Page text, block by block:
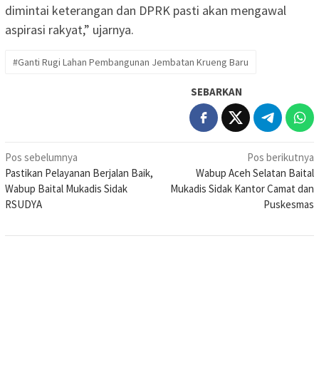
dimintai keterangan dan DPRK pasti akan mengawal
aspirasi rakyat,” ujarnya.
#Ganti Rugi Lahan Pembangunan Jembatan Krueng Baru
SEBARKAN
Navigasi
pos
Pos sebelumnya
Pastikan Pelayanan Berjalan Baik,
Wabup Baital Mukadis Sidak
RSUDYA
Pos berikutnya
Wabup Aceh Selatan Baital
Mukadis Sidak Kantor Camat dan
Puskesmas